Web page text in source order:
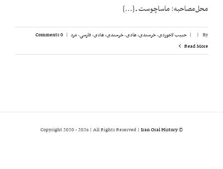
محل‌مصاحبه: ماساچوست ـ [...]
By
|
| حبیب لاجوردی,خرسندی، هادی,خرسندی، هادی,فارسی,مرد |
0 Comments
Read More
© Copyright 2020 -
2026 | All Rights Reserved | Iran Oral History